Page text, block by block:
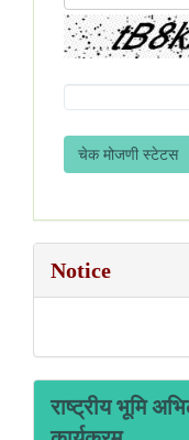
Notice
राष्ट्रीय भूमि